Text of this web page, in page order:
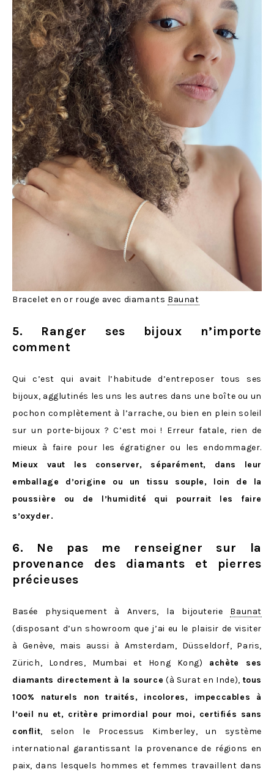
Bracelet en or rouge avec diamants Baunat
5. Ranger ses bijoux n’importe
comment
Qui c’est qui avait l’habitude d’entreposer tous ses
bijoux, agglutinés les uns les autres dans une boîte ou un
pochon complètement à l’arrache, ou bien en plein soleil
sur un porte-bijoux ? C’est moi ! Erreur fatale, rien de
mieux à faire pour les égratigner ou les endommager.
Mieux vaut les conserver, séparément, dans leur
emballage d’origine ou un tissu souple, loin de la
poussière ou de l’humidité qui pourrait les faire
s’oxyder.
6. Ne pas me renseigner sur la
provenance des diamants et pierres
précieuses
Basée physiquement à Anvers, la bijouterie Baunat
(disposant d’un showroom que j’ai eu le plaisir de visiter
à Genève, mais aussi à Amsterdam, Düsseldorf, Paris,
Zürich, Londres, Mumbai et Hong Kong) achète ses
diamants directement à la source (à Surat en Inde), tous
100% naturels non traités, incolores, impeccables à
l’oeil nu et, critère primordial pour moi, certifiés sans
conflit, selon le Processus Kimberley, un système
international garantissant la provenance de régions en
paix, dans lesquels hommes et femmes travaillent dans